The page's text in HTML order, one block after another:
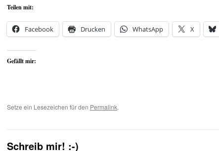
Teilen mit:
Facebook Drucken WhatsApp X
Gefällt mir:
Setze ein Lesezeichen für den Permalink.
Schreib mir! :-)